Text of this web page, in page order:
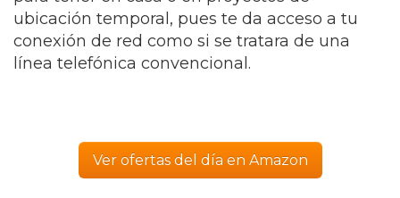
ubicación temporal, pues te da acceso a tu
conexión de red como si se tratara de una
línea telefónica convencional.
Ver ofertas del día en Amazon